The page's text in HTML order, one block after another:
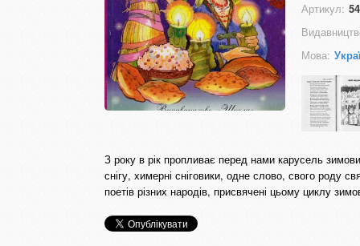
Артикул:
Мова:
З року в рік пропливає перед нами карусель
снігу, химерні сніговики, одне слово, свого роду
поетів різних народів, присвячені цьому циклу